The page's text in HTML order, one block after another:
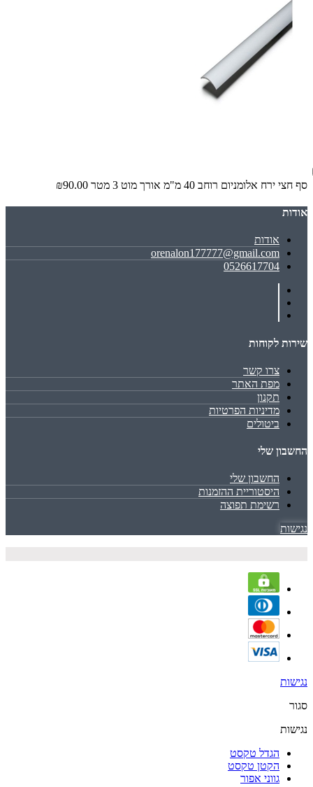
סף חצי ירח אלומניום רוחב 40 מ"מ אורך מוט 3 מטר ₪90.00
אודות
אודות
orenalon177777@gmail.com
0526617704
שירות לקוחות
צרו קשר
מפת האתר
תקנון
מדיניות הפרטיות
ביטולים
החשבון שלי
החשבון שלי
היסטוריית ההזמנות
רשימת תפוצה
נגישות
נגישות
סגור
נגישות
הגדל טקסט
הקטן טקסט
גווני אפור